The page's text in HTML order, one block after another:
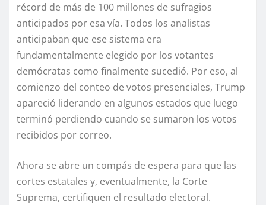
récord de más de 100 millones de sufragios
anticipados por esa vía. Todos los analistas
anticipaban que ese sistema era
fundamentalmente elegido por los votantes
demócratas como finalmente sucedió. Por eso, al
comienzo del conteo de votos presenciales, Trump
apareció liderando en algunos estados que luego
terminó perdiendo cuando se sumaron los votos
recibidos por correo.
Ahora se abre un compás de espera para que las
cortes estatales y, eventualmente, la Corte
Suprema, certifiquen el resultado electoral.